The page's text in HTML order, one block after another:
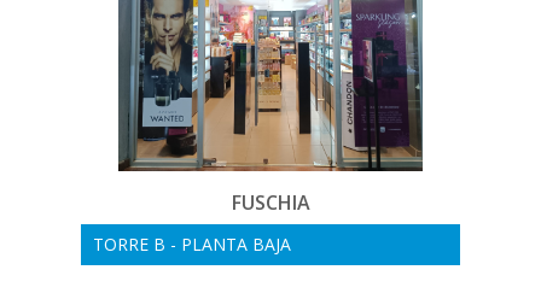
FUSCHIA
TORRE B - PLANTA BAJA